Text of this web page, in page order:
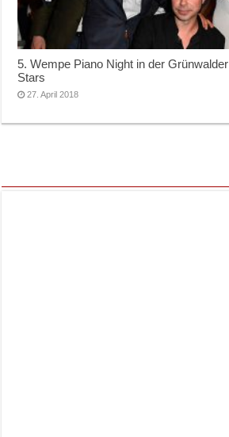
5. Wempe Piano Night in der
Stars
27. April 2018